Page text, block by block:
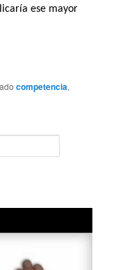
ese mayor
competencia,